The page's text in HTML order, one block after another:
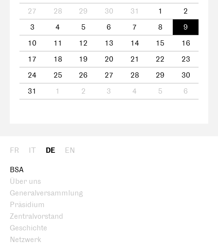
27
28 29 30 31 1
2
3
4 5 6 7 8
9
10
11 12 13 14 15
16
17
18 19 20 21 22
23
24
25 26 27 28 29
30
31
1 2 3 4 5 6
FR IT DE EN
BSA
Über uns
Generalversammlung
Präsidium
Zentralvorstand
Geschichte
Netzwerk